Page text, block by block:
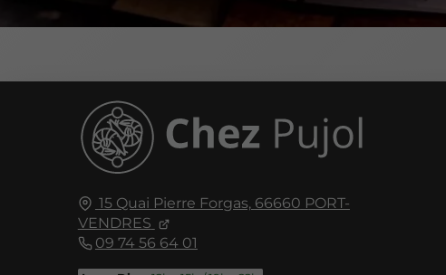
15 Quai Pierre Forgas, 66660 PORT-
VENDRES
09 74 56 64 01